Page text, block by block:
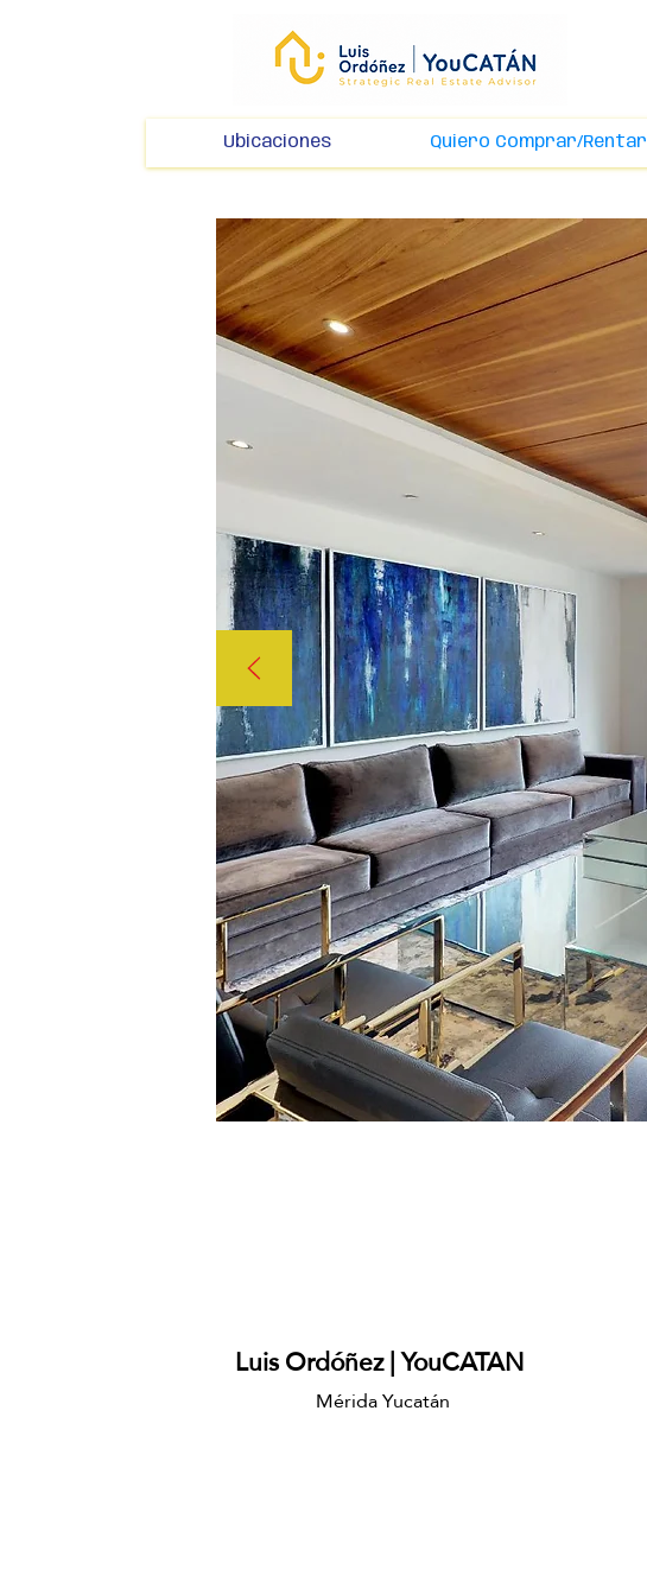
Ubicaciones Quiero Comprar/Rentar
Luis Ordóñez | YouCATAN
Mérida Yucatán